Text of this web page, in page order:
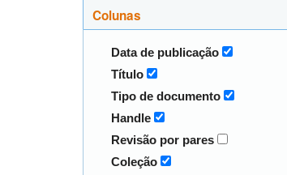
Colunas
Data de publicação
Título
Tipo de documento
Handle
Revisão por pares
Coleção